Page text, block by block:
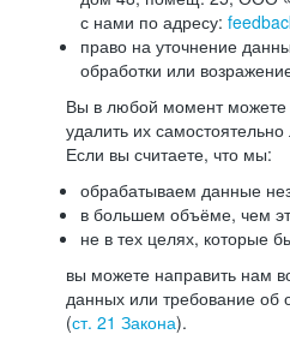
с нами по адресу:
право на уточнение
обработки или
Вы в любой момент можете
удалить их
Если вы считаете, что мы:
обрабатываем данные
в большем объёме, чем
не в тех целях, которые
вы можете направить нам
данных или требование об
(ст. 21 Закона).